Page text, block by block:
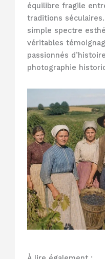
équilibre fragile
traditions
simple spectre
véritables
passionnés
photographie